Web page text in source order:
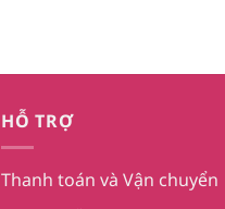
HỖ TRỢ
Thanh toán và Vận chuyển